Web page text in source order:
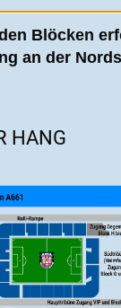
Blöcken
an der
HANG